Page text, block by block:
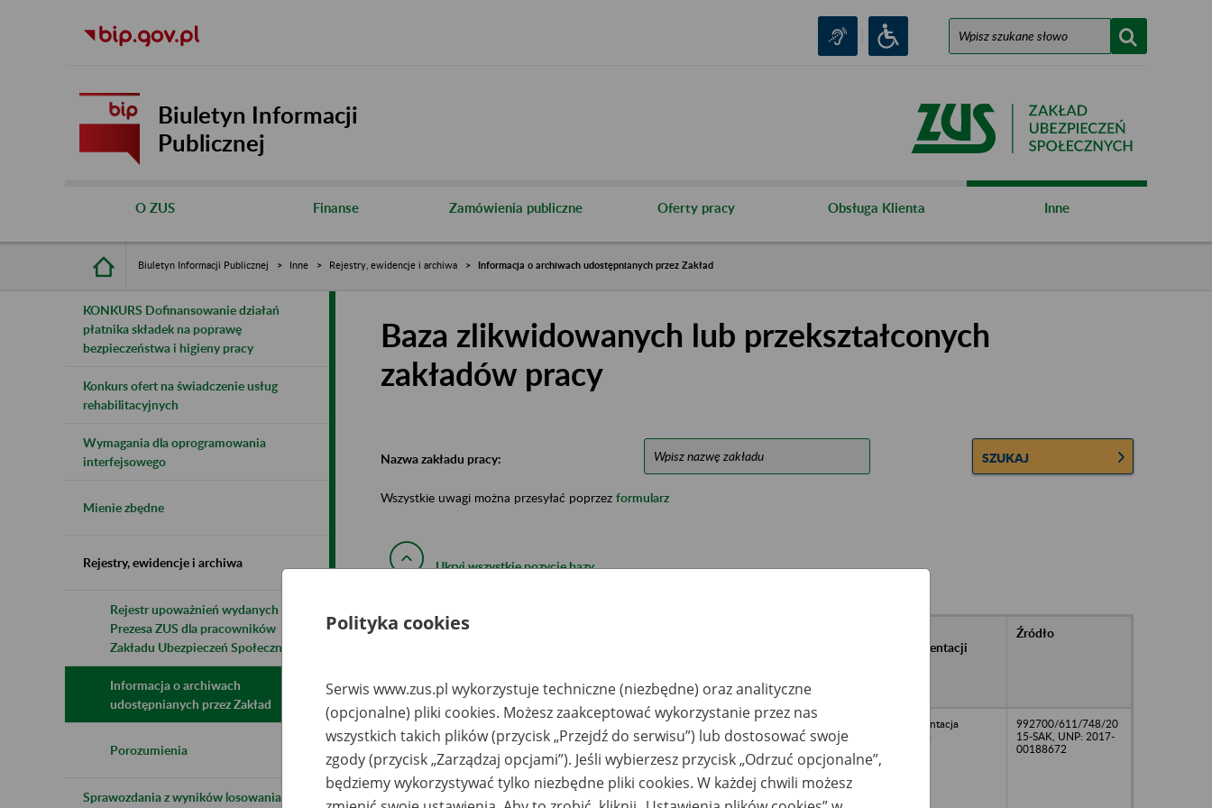
Biuletyn Informacji
Publicznej
O ZUS Finanse Zamówienia publiczne Oferty pracy Obsługa Klienta Inne
Biuletyn Informacji Publicznej Inne Rejestry, ewidencje i archiwa Informacja o archiwach udostępnianych przez Zakład
KONKURS Dofinansowanie działań
płatnika składek na poprawę
bezpieczeństwa i higieny pracy
Konkurs ofert na świadczenie usług
rehabilitacyjnych
Wymagania dla oprogramowania
interfejsowego
Mienie zbędne
Rejestry, ewidencje i archiwa
Rejestr upoważnień wydanych przez
Prezesa ZUS dla pracowników
Zakładu Ubezpieczeń Społecznych
Informacja o archiwach
udostępnianych przez Zakład
Porozumienia
Sprawozdania z wyników losowania do
Baza zlikwidowanych lub przekształconych
zakładów pracy
Nazwa zakładu pracy: SZUKAJ
Wszystkie uwagi można przesyłać poprzez formularz
Ukryj wszystkie pozycje bazy
Nazwa
państwowych
dokumentacji
Źródło
Warszawska Grupa
Inwestycyjna WGI,
02-170 Warszawa, ul.
Słowicza 45
Archiwum Państwowe
w Warszawie -
Archiwum
Dokumentacji
Osobowej i Płacowej
w Milanówku, ul.
Stefana Okrzei 1, 05-
dokumentacja
992700/611/748/20
15-SAK, UNP: 2017-
00188672
Polityka cookies
Serwis www.zus.pl wykorzystuje techniczne (niezbędne) oraz analityczne
(opcjonalne) pliki cookies. Możesz zaakceptować wykorzystanie przez nas
wszystkich takich plików (przycisk „Przejdź do serwisu”) lub dostosować swoje
zgody (przycisk „Zarządzaj opcjami”). Jeśli wybierzesz przycisk „Odrzuć opcjonalne”,
będziemy wykorzystywać tylko niezbędne pliki cookies. W każdej chwili możesz